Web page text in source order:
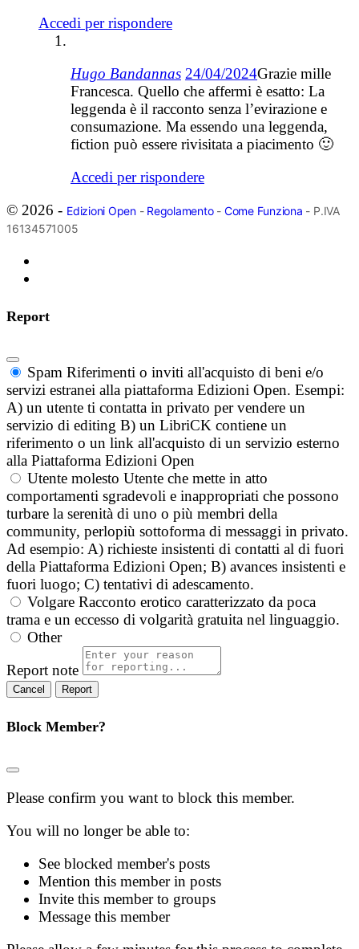
Accedi per rispondere
Hugo Bandannas 24/04/2024Grazie mille
Francesca. Quello che affermi è esatto: La
leggenda è il racconto senza l’evirazione e
consumazione. Ma essendo una leggenda,
fiction può essere rivisitata a piacimento 🙂
Accedi per rispondere
© 2026 - Edizioni Open- Regolamento- Come Funziona - P.IVA
16134571005
Report
Spam Riferimenti o inviti all'acquisto di beni e/o
servizi estranei alla piattaforma Edizioni Open. Esempi:
A) un utente ti contatta in privato per vendere un
servizio di editing B) un LibriCK contiene un
riferimento o un link all'acquisto di un servizio esterno
alla Piattaforma Edizioni Open
Utente molesto Utente che mette in atto
comportamenti sgradevoli e inappropriati che possono
turbare la serenità di uno o più membri della
community, perlopiù sottoforma di messaggi in privato.
Ad esempio: A) richieste insistenti di contatti al di fuori
della Piattaforma Edizioni Open; B) avances insistenti e
fuori luogo; C) tentativi di adescamento.
Volgare Racconto erotico caratterizzato da poca
trama e un eccesso di volgarità gratuita nel linguaggio.
Other
Report note
Report
Block Member?
Please confirm you want to block this member.
You will no longer be able to:
See blocked member's posts
Mention this member in posts
Invite this member to groups
Message this member